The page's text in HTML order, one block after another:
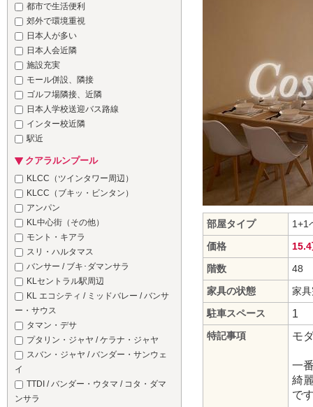
都市で生活便利
郊外で環境重視
日本人が多い
日本人会近隣
施設充実
モール併設、隣接
ゴルフ場隣接、近隣
日本人学校送迎バス路線
インター校近隣
駅近
クアラルンプール
KLCC（ツインタワー周辺）
KLCC（ブキッ・ビンタン）
アンパン
KL中心街（その他）
モント・キアラ
スリ・ハルタマス
バンサー / ブキ･ダマンサラ
KLセントラル駅周辺
KL エコシティ / ミッドバレー / バンサ
ー・サウス
タマン・デサ
プタリン・ジャヤ / ケラナ・ジャヤ
スバン・ジャヤ / バンダー・サンウェ
イ
TTDI / バンダー・ウタマ / コタ・ダマ
ンサラ
部屋タイプ
1+1
価格
階数
48
家具の状態
家
駐車スペース
1
特記事項 モ
一
綺
で